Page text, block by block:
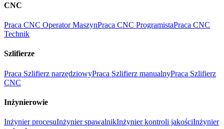
CNC
Praca CNC Operator MaszynPraca CNC ProgramistaPraca CNC
Technik
Szlifierze
Praca Szlifierz narzędziowyPraca Szlifierz manualnyPraca Szlifierz
CNC
Inżynierowie
Inżynier procesuInżynier spawalnikInżynier kontroli jakościInżynier